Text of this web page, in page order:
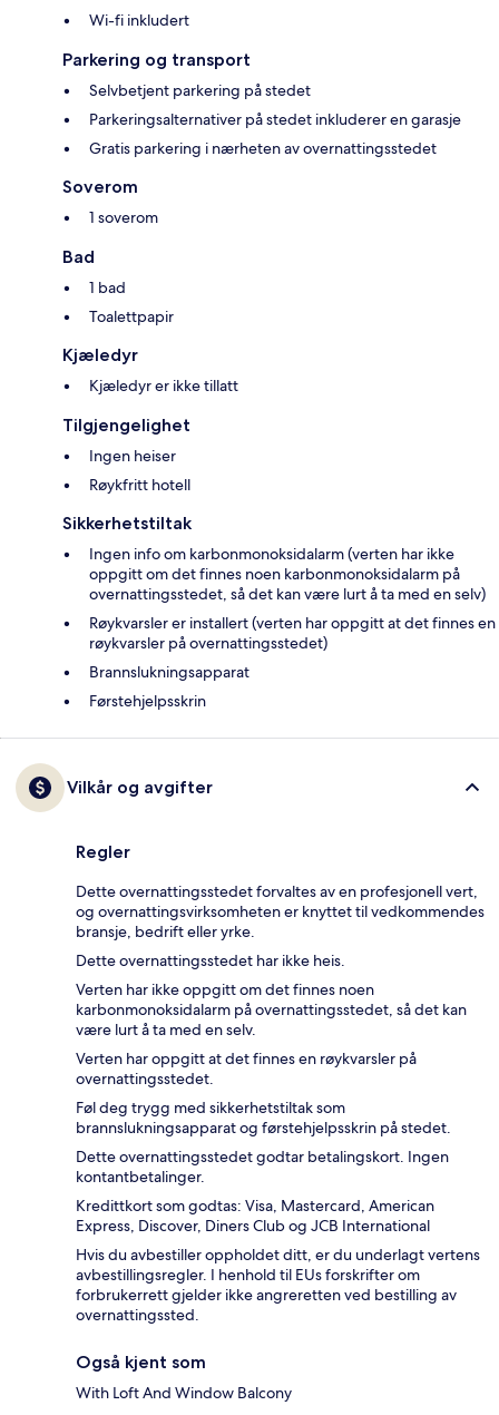
Wi-fi inkludert
Parkering og transport
Selvbetjent parkering på stedet
Parkeringsalternativer på stedet inkluderer en garasje
Gratis parkering i nærheten av overnattingsstedet
Soverom
1 soverom
Bad
1 bad
Toalettpapir
Kjæledyr
Kjæledyr er ikke tillatt
Tilgjengelighet
Ingen heiser
Røykfritt hotell
Sikkerhetstiltak
Ingen info om karbonmonoksidalarm (verten har ikke
oppgitt om det finnes noen karbonmonoksidalarm på
overnattingsstedet, så det kan være lurt å ta med en selv)
Røykvarsler er installert (verten har oppgitt at det finnes en
røykvarsler på overnattingsstedet)
Brannslukningsapparat
Førstehjelpsskrin
Vilkår og avgifter
Regler
Dette overnattingsstedet forvaltes av en profesjonell vert,
og overnattingsvirksomheten er knyttet til vedkommendes
bransje, bedrift eller yrke.
Dette overnattingsstedet har ikke heis.
Verten har ikke oppgitt om det finnes noen
karbonmonoksidalarm på overnattingsstedet, så det kan
være lurt å ta med en selv.
Verten har oppgitt at det finnes en røykvarsler på
overnattingsstedet.
Føl deg trygg med sikkerhetstiltak som
brannslukningsapparat og førstehjelpsskrin på stedet.
Dette overnattingsstedet godtar betalingskort. Ingen
kontantbetalinger.
Kredittkort som godtas: Visa, Mastercard, American
Express, Discover, Diners Club og JCB International
Hvis du avbestiller oppholdet ditt, er du underlagt vertens
avbestillingsregler. I henhold til EUs forskrifter om
forbrukerrett gjelder ikke angreretten ved bestilling av
overnattingssted.
Også kjent som
With Loft And Window Balcony